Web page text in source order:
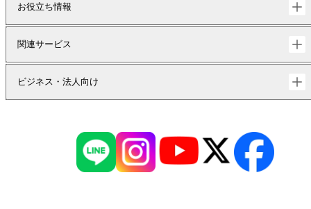
お役立ち情報
関連サービス
ビジネス・法人向け